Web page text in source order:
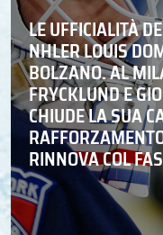
LE UFFICIALITÀ
NHLER LOUIS
BOLZANO. AL
FRYCKLUND E
CHIUDE LA SUA
RINNOVA COL